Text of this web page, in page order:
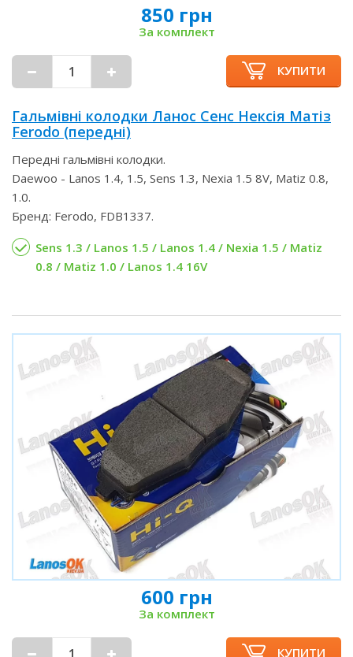
850 грн
За комплект
КУПИТИ
Гальмівні колодки Ланос Сенс Нексія Матіз
Ferodo (передні)
Передні гальмівні колодки.
Daewoo - Lanos 1.4, 1.5, Sens 1.3, Nexia 1.5 8V, Matiz 0.8,
1.0.
Бренд: Ferodo, FDB1337.
Sens 1.3 / Lanos 1.5 / Lanos 1.4 / Nexia 1.5 / Matiz
0.8 / Matiz 1.0 / Lanos 1.4 16V
600 грн
За комплект
КУПИТИ